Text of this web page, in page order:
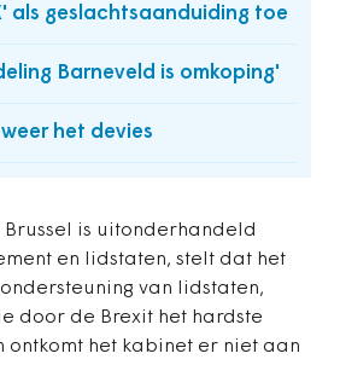
als geslachtsaanduiding toe
Barneveld is omkoping'
het devies
is uitonderhandeld
en lidstaten, stelt dat het
van lidstaten,
door de Brexit het hardste
ontkomt het kabinet er niet aan